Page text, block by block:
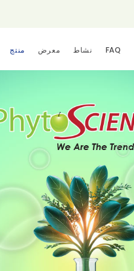
منتج معرض نشاط FAQ